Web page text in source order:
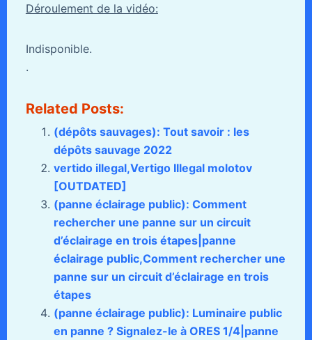
Déroulement de la vidéo:
Indisponible.
.
Related Posts:
(dépôts sauvages): Tout savoir : les
dépôts sauvage 2022
vertido illegal,Vertigo Illegal molotov
[OUTDATED]
(panne éclairage public): Comment
rechercher une panne sur un circuit
d’éclairage en trois étapes|panne
éclairage public,Comment rechercher une
panne sur un circuit d’éclairage en trois
étapes
(panne éclairage public): Luminaire public
en panne ? Signalez-le à ORES 1/4|panne